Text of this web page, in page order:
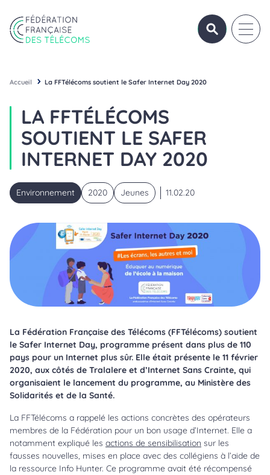
OUVRIR/
Accueil La FFTélécoms soutient le Safer Internet Day 2020
LA FFTÉLÉCOMS
SOUTIENT LE SAFER
INTERNET DAY 2020
Environnement 2020 Jeunes 11.02.20
La Fédération Française des Télécoms (FFTélécoms) soutient
le Safer Internet Day, programme présent dans plus de 110
pays pour un Internet plus sûr. Elle était présente le 11 février
2020, aux côtés de Tralalere et d’Internet Sans Crainte, qui
organisaient le lancement du programme, au Ministère des
Solidarités et de la Santé.
La FFTélécoms a rappelé les actions concrètes des opérateurs
membres de la Fédération pour un bon usage d’Internet. Elle a
notamment expliqué les actions de sensibilisation sur les
fausses nouvelles, mises en place avec des collégiens à l’aide de
la ressource Info Hunter. Ce programme avait été récompensé